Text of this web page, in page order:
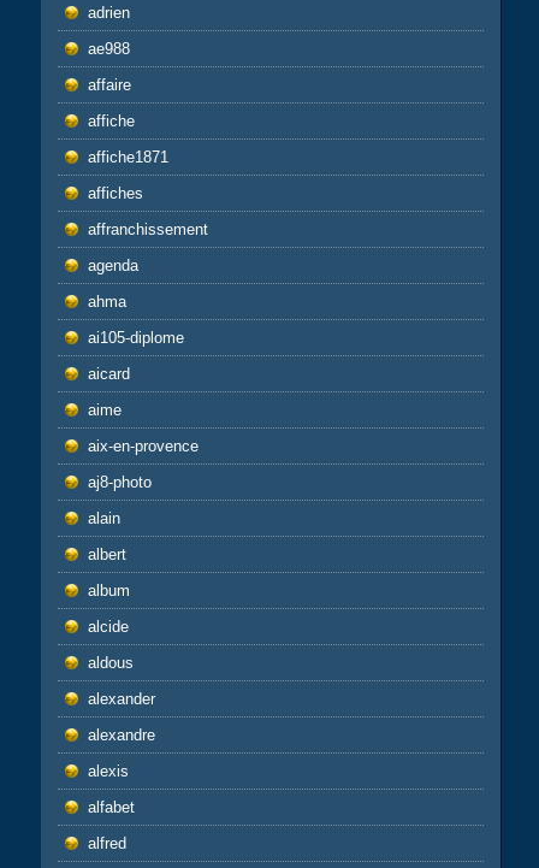
adrien
ae988
affaire
affiche
affiche1871
affiches
affranchissement
agenda
ahma
ai105-diplome
aicard
aime
aix-en-provence
aj8-photo
alain
albert
album
alcide
aldous
alexander
alexandre
alexis
alfabet
alfred